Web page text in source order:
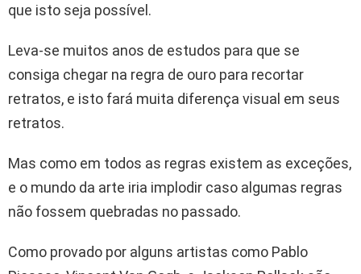
que isto seja possível.
Leva-se muitos anos de estudos para que se
consiga chegar na regra de ouro para recortar
retratos, e isto fará muita diferença visual em seus
retratos.
Mas como em todos as regras existem as exceções,
e o mundo da arte iria implodir caso algumas regras
não fossem quebradas no passado.
Como provado por alguns artistas como Pablo